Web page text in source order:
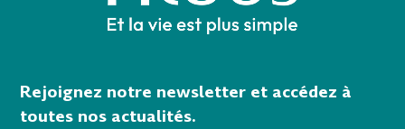
Rejoignez notre newsletter et accédez à
toutes nos actualités.